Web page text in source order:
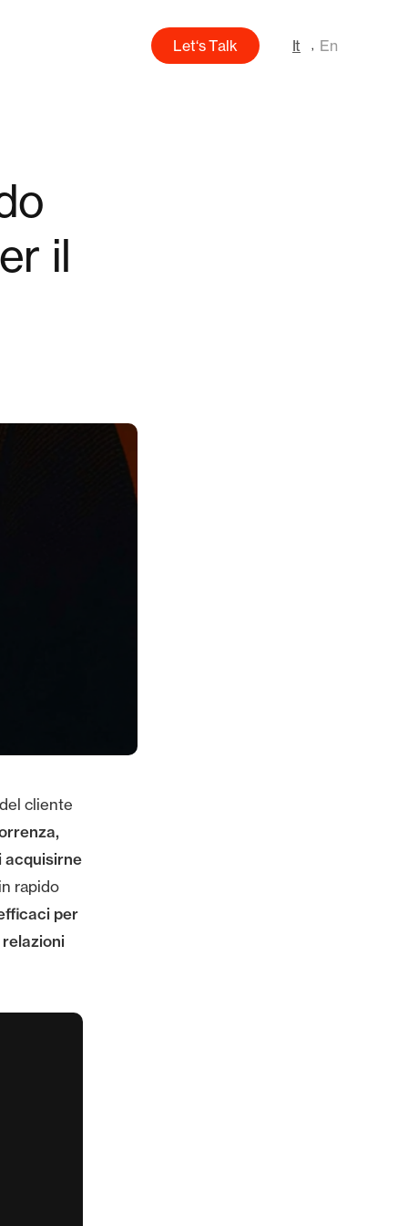
Let‘sTalk It En
il
cliente
acquisirne
rapido
per